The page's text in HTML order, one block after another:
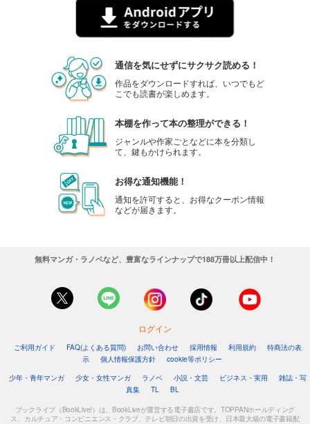
通信を気にせずにサクサク読める！
作品をダウンロードすれば、いつでもど
こでも読書が楽しめます。
本棚を作って本の整理ができる！
ジャンルや作家ごとなどに本を分類し
て、鍵もかけられます。
お得な通知機能！
通知を許可すると、お得なクーポン情報
などが届きます。
無料マンガ・ラノベなど、豊富なラインナップで188万冊以上配信中！
ログイン
ご利用ガイド FAQ(よくある質問) お問い合わせ 採用情報 利用規約
特商法の表
示
個人情報保護方針
cookie等ポリシー
少年・青年マンガ
少女・女性マンガ ラノベ 小説・文芸 ビジネス・実用
雑誌・写
真集
TL BL
ブックライブ（BookLive!）は、BookLiveが運営する電子書店です。TOPPANホールディング
ス、カルチュア・コンビニエンス・クラブ、テレビ朝日の出資を受け、日本最大級の電子書籍配